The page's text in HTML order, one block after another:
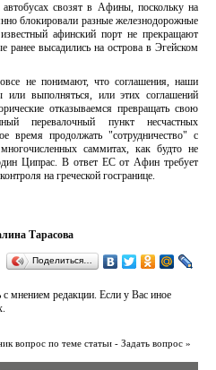
автобусах свозят в Афины, поскольку на
блокировали разные железнодорожные
афинский порт не прекращают
ранее высадились на острова в Эгейском
не понимают, что соглашения, наши
выполняться, или этих соглашений
отказываемся превращать свою
перевалочный пункт несчастных
продолжать "сотрудничество" с
саммитах, как будто не
Ципрас. В ответ ЕС от Афин требует
на греческой госгранице.
Тарасова
Поделиться…
мнением редакции. Если у Вас иное
вопрос по теме статьи - Задать вопрос »